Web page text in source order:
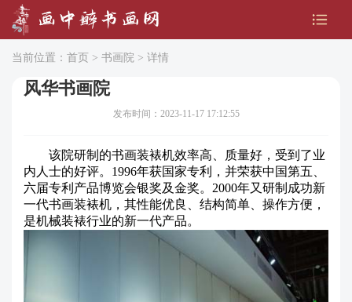
当前位置： 首页 > 书画院 > 详情
风华书画院
发布时间：2023-11-17 17:12:55
该院研制的书画装裱机效率高、质量好，受到了业
内人士的好评。1996年获国家专利，并荣获中国第五、
六届专利产品博览会银奖及金奖。2000年又研制成功新
一代书画装裱机，其性能优良、结构简单、操作方便，
是机械装裱行业的新一代产品。